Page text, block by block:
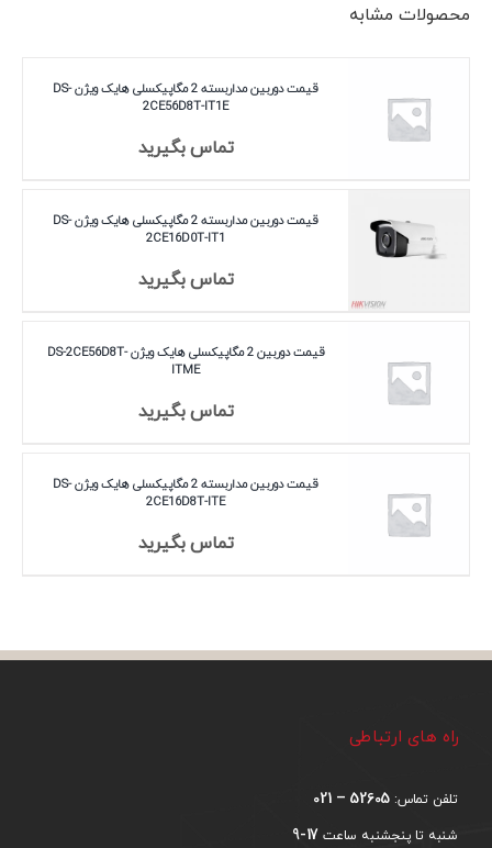
محصولات مشابه
قیمت دوربین مداربسته 2 مگاپیکسلی هایک ویژن DS-
2CE56D8T-IT1E
تماس بگیرید
قیمت دوربین مداربسته 2 مگاپیکسلی هایک ویژن DS-
2CE16D0T-IT1
تماس بگیرید
قیمت دوربین 2 مگاپیکسلی هایک ویژن DS-2CE56D8T-
ITME
تماس بگیرید
قیمت دوربین مداربسته 2 مگاپیکسلی هایک ویژن DS-
2CE16D8T-ITE
تماس بگیرید
راه های ارتباطی
تلفن تماس: 52605 – 021
شنبه تا پنجشنبه ساعت 17-9